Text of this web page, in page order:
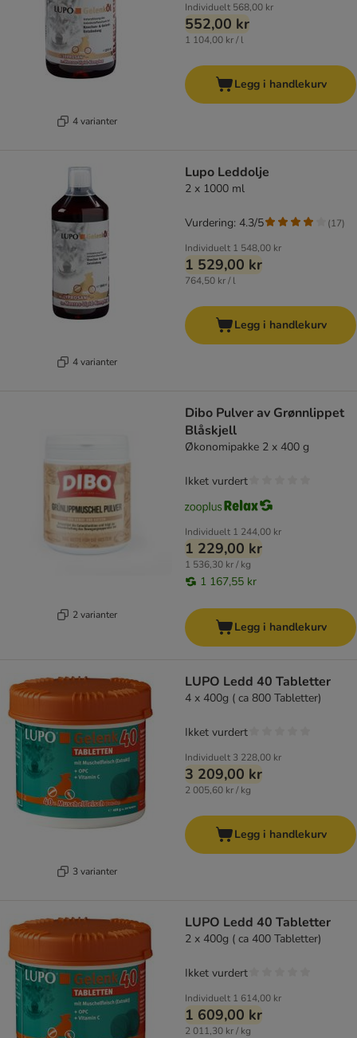
4 varianter
Individuelt 568,00 kr
552,00 kr
1 104,00 kr / l
Legg i handlekurv
4 varianter
Lupo Leddolje
2 x 1000 ml
Individuelt 1 548,00 kr
1 529,00 kr
764,50 kr / l
Vurdering: 4.3/5 (17)
Legg i handlekurv
2 varianter
Dibo Pulver av Grønnlippet
Blåskjell
Økonomipakke 2 x 400 g
Individuelt 1 244,00 kr
1 229,00 kr
1 536,30 kr / kg
1 167,55 kr
Ikket vurdert
Legg i handlekurv
3 varianter
LUPO Ledd 40 Tabletter
4 x 400g ( ca 800 Tabletter)
Individuelt 3 228,00 kr
3 209,00 kr
2 005,60 kr / kg
Ikket vurdert
Legg i handlekurv
LUPO Ledd 40 Tabletter
2 x 400g ( ca 400 Tabletter)
Individuelt 1 614,00 kr
1 609,00 kr
2 011,30 kr / kg
Ikket vurdert